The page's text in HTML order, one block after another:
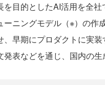
を目的としたAI活用を全
ーニングモデル（※）の作
、早期にプロダクトに実
発表などを通じ、国内の生